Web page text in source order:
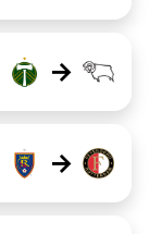
→
→